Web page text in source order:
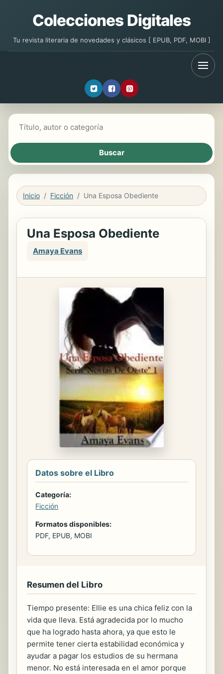
Colecciones Digitales
Tu revista literaria de novedades y clásicos [ EPUB, PDF, MOBI ]
Inicio Ficción Una Esposa Obediente
Una Esposa Obediente
Amaya Evans
Datos sobre el Libro
Categoría:
Ficción
Formatos disponibles:
PDF, EPUB, MOBI
Resumen del Libro
Tiempo presente: Ellie es una chica feliz con la
vida que lleva. Está agradecida por lo mucho
que ha logrado hasta ahora, ya que esto le
permite tener cierta estabilidad económica y
ayudar a pagar los estudios de su hermana
menor. No está interesada en el amor porque